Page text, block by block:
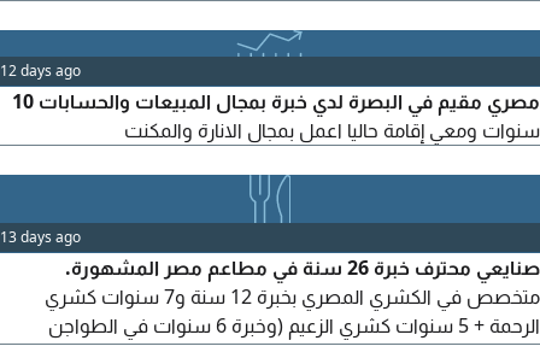
reading. Personal Information Date of Birth March 10,
1993 Education Bachelor's Degree in Mathematics
University of Diyala - Graduated Worked as a Mathematics
Lecturer for two years
12 days ago
مصري مقيم في البصرة لدي خبرة بمجال المبيعات والحسابات 10
سنوات ومعي إقامة حاليا اعمل بمجال الانارة والمكنت
13 days ago
صنايعي محترف خبرة 26 سنة في مطاعم مصر المشهورة.
متخصص في الكشري المصري بخبرة 12 سنة و7 سنوات كشري
الرحمة + 5 سنوات كشري الزعيم (وخبرة 6 سنوات في الطواجن